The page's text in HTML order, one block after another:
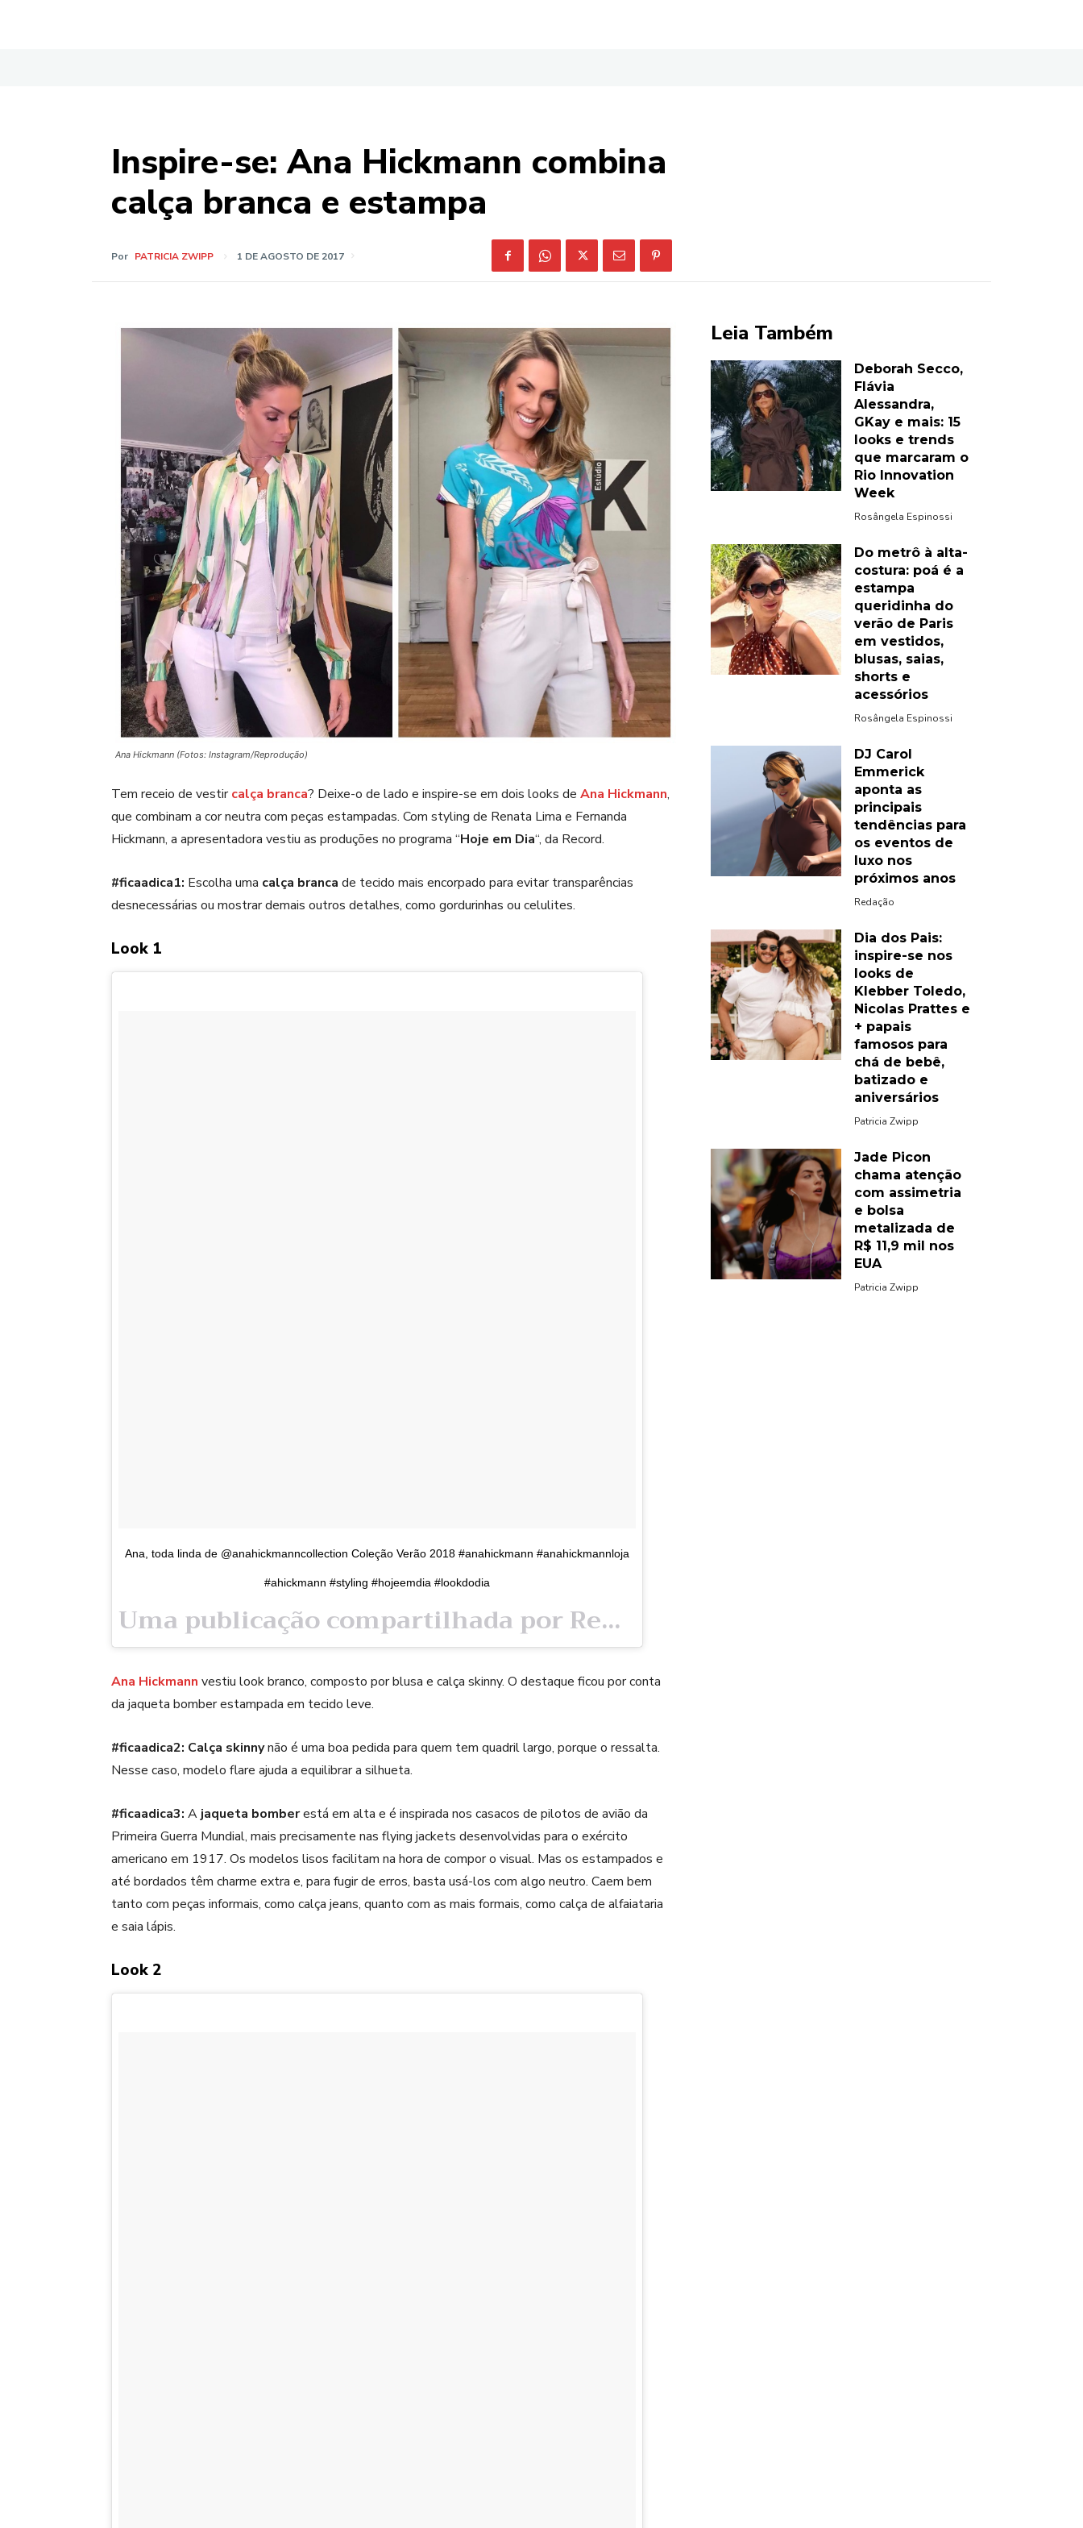
Inspire-se: Ana Hickmann combina
calça branca e estampa
Por PATRICIA ZWIPP 1 DE AGOSTO DE 2017
Ana Hickmann (Fotos: Instagram/Reprodução)
Tem receio de vestircalça branca? Deixe-o de lado e inspire-se em dois looks de Ana Hickmann,
que combinam a cor neutra com peças estampadas. Com styling de Renata Lima e Fernanda
Hickmann, a apresentadora vestiu as produções no programa “Hoje em Dia“, da Record.
#ficaadica1: Escolha uma calça branca de tecido mais encorpado para evitar transparências
desnecessárias ou mostrar demais outros detalhes, como gordurinhas ou celulites.
Look 1
Ana, toda linda de @anahickmanncollection Coleção Verão 2018 #anahickmann #anahickmannloja
#ahickmann #styling #hojeemdia #lookdodia
Uma publicação compartilhada por Renata Lima ® (@renata.caldeira.lima) em
Ana Hickmann vestiu look branco, composto por blusa e calça skinny. O destaque ficou por conta
da jaqueta bomber estampada em tecido leve.
#ficaadica2: Calça skinnynão é uma boa pedida para quem tem quadril largo, porque o ressalta.
Nesse caso, modelo flare ajuda a equilibrar a silhueta.
#ficaadica3: A jaqueta bomberestá em alta e é inspirada nos casacos de pilotos de avião da
Primeira Guerra Mundial, mais precisamente nas flying jackets desenvolvidas para o exército
americano em 1917. Os modelos lisos facilitam na hora de compor o visual. Mas os estampados e
até bordados têm charme extra e, para fugir de erros, basta usá-los com algo neutro. Caem bem
tanto com peças informais, como calça jeans, quanto com as mais formais, como calça de alfaiataria
e saia lápis.
Look 2
Leia Também
Deborah Secco,
Flávia
Alessandra,
GKay e mais: 15
looks e trends
que marcaram o
Rio Innovation
Week
Rosângela Espinossi
Do metrô à alta-
costura: poá é a
estampa
queridinha do
verão de Paris
em vestidos,
blusas, saias,
shorts e
acessórios
Rosângela Espinossi
DJ Carol
Emmerick
aponta as
principais
tendências para
os eventos de
luxo nos
próximos anos
Redação
Dia dos Pais:
inspire-se nos
looks de
Klebber Toledo,
Nicolas Prattes e
+ papais
famosos para
chá de bebê,
batizado e
aniversários
Patricia Zwipp
Jade Picon
chama atenção
com assimetria
e bolsa
metalizada de
R$ 11,9 mil nos
EUA
Patricia Zwipp